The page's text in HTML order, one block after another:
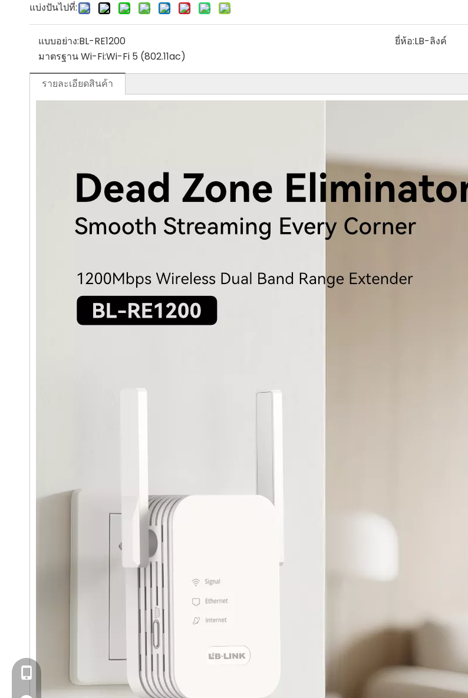
แบ่งปันไปที่:
แบบอย่าง:BL-RE1200 ยี่ห้อ:LB-ลิงค์
มาตรฐาน Wi-Fi:Wi-Fi 5 (802.11ac)
รายละเอียดสินค้า